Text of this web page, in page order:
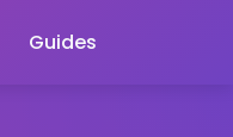
Guides